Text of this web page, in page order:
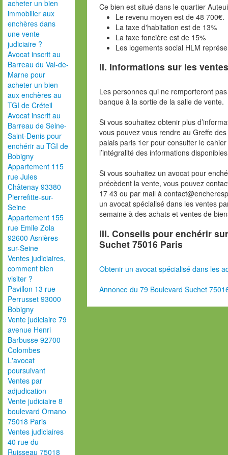
acheter un bien
immobilier aux
enchères dans
une vente
judiciaire ?
Avocat inscrit au
Barreau du Val-de-
Marne pour
acheter un bien
aux enchères au
TGI de Créteil
Avocat inscrit au
Barreau de Seine-
Saint-Denis pour
enchérir au TGI de
Bobigny
Appartement 115
rue Jules
Châtenay 93380
Pierrefitte-sur-
Seine
Appartement 155
rue Emile Zola
92600 Asnières-
sur-Seine
Ventes judiciaires,
comment bien
visiter ?
Pavillon 13 rue
Perrusset 93000
Bobigny
Vente judiciaire 79
avenue Henri
Barbusse 92700
Colombes
L'avocat
poursuivant
Ventes par
adjudication
Vente judiciaire 8
boulevard Ornano
75018 Paris
Ventes judiciaires
40 rue du
Ruisseau 75018
Ce bien est situé dans le quartier
Le revenu moyen est de 48 700€.
La taxe d'habitation est de 13%
La taxe foncière est de 15%
Les logements social HLM
II. Informations sur les
Les personnes qui ne remporteront
banque à la sortie de la salle de vente.
Si vous souhaitez obtenir plus
vous pouvez vous rendre au Greffe
palais paris 1er pour consulter le
l’intégralité des informations
Si vous souhaitez un avocat pour
précèdent la vente, vous pouvez
17 43 ou par mail à
un avocat spécialisé dans les ventes
semaine à des achats et ventes de
III. Conseils pour enchérir
Suchet 75016 Paris
Obtenir un avocat spécialisé dans les
Annonce du 79 Boulevard Suchet